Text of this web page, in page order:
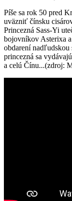
Píše sa rok 50 pred
uväzniť čínsku
Princezná Sass-Yi
bojovníkov Asterixa
obdarení nadľudskou
princezná sa
a celú Čínu...(zdroj: